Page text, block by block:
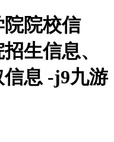
院院校信
生信息、
息 -j9九游